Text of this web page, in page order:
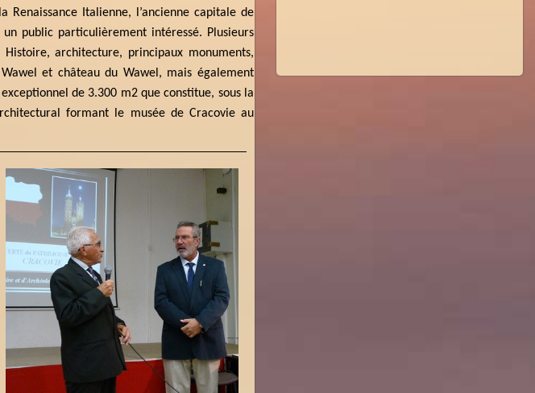
Renaissance Italienne, l’ancienne capitale de
public particulièrement intéressé. Plusieurs
architecture, principaux monuments,
et château du Wawel, mais également
de 3.300 m2 que constitue, sous la
formant le musée de Cracovie au